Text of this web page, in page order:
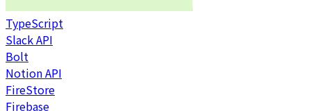
TypeScript
Slack API
Bolt
Notion API
FireStore
Firebase